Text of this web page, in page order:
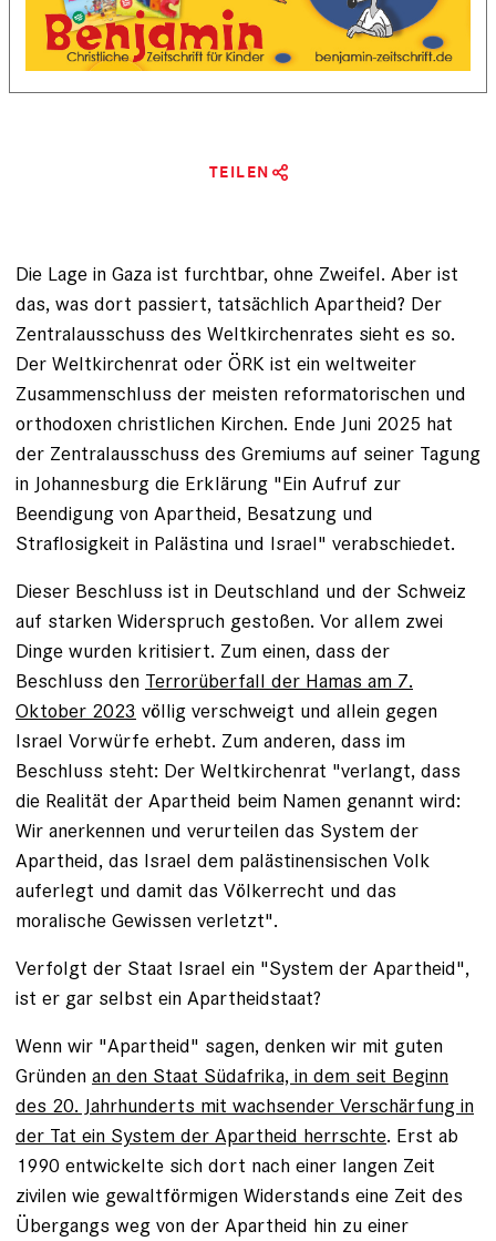
TEILEN
Die Lage in Gaza ist furchtbar, ohne Zweifel. Aber ist
das, was dort passiert, tatsächlich Apartheid? Der
Zentralausschuss des Weltkirchenrates sieht es so.
Der Weltkirchenrat oder ÖRK ist ein weltweiter
Zusammenschluss der meisten reformatorischen und
orthodoxen christlichen Kirchen. Ende Juni 2025 hat
der Zentralausschuss des Gremiums auf seiner Tagung
in Johannesburg die Erklärung "Ein Aufruf zur
Beendigung von Apartheid, Besatzung und
Straflosigkeit in Palästina und Israel" verabschiedet.
Dieser Beschluss ist in Deutschland und der Schweiz
auf starken Widerspruch gestoßen. Vor allem zwei
Dinge wurden kritisiert. Zum einen, dass der
Beschluss den Terrorüberfall der Hamas am 7.
Oktober 2023 völlig verschweigt und allein gegen
Israel Vorwürfe erhebt. Zum anderen, dass im
Beschluss steht: Der Weltkirchenrat "verlangt, dass
die Realität der Apartheid beim Namen genannt wird:
Wir anerkennen und verurteilen das System der
Apartheid, das Israel dem palästinensischen Volk
auferlegt und damit das Völkerrecht und das
moralische Gewissen verletzt".
Verfolgt der Staat Israel ein "System der Apartheid",
ist er gar selbst ein Apartheidstaat?
Wenn wir "Apartheid" sagen, denken wir mit guten
Gründen an den Staat Südafrika, in dem seit Beginn
des 20. Jahrhunderts mit wachsender Verschärfung in
der Tat ein System der Apartheid herrschte. Erst ab
1990 entwickelte sich dort nach einer langen Zeit
zivilen wie gewaltförmigen Widerstands eine Zeit des
Übergangs weg von der Apartheid hin zu einer